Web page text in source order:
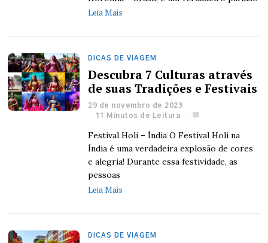
Leia Mais
DICAS DE VIAGEM
Descubra 7 Culturas através
de suas Tradições e Festivais
29 de novembro de 2023
11 Minutos de Leitura
Festival Holi – Índia O Festival Holi na
Índia é uma verdadeira explosão de cores
e alegria! Durante essa festividade, as
pessoas
Leia Mais
DICAS DE VIAGEM